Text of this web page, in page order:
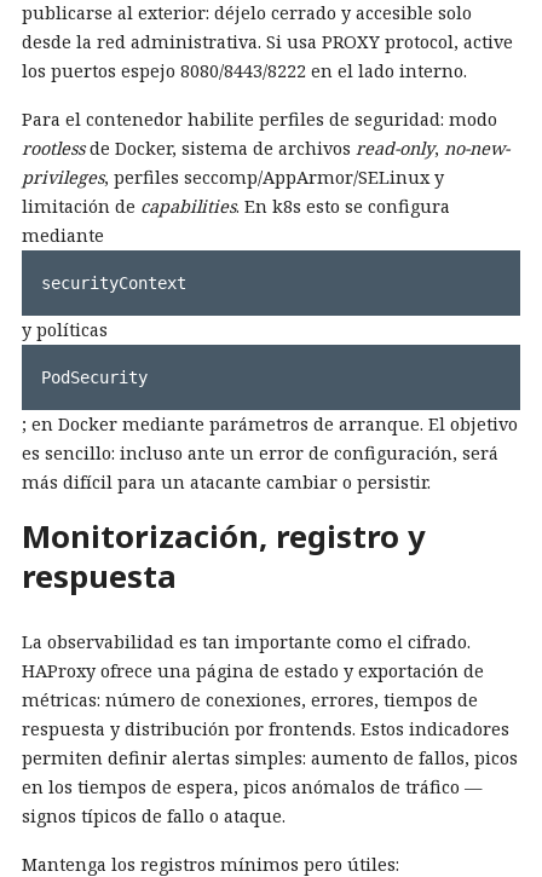
publicarse al exterior: déjelo cerrado y accesible solo
desde la red administrativa. Si usa PROXY protocol, active
los puertos espejo 8080/8443/8222 en el lado interno.
Para el contenedor habilite perfiles de seguridad: modo
rootlessde Docker, sistema de archivos read-only, no-new-
privileges, perfiles seccomp/AppArmor/SELinux y
limitación de capabilities. En k8s esto se configura
mediante
securityContext
y políticas
PodSecurity
; en Docker mediante parámetros de arranque. El objetivo
es sencillo: incluso ante un error de configuración, será
más difícil para un atacante cambiar o persistir.
Monitorización, registro y
respuesta
La observabilidad es tan importante como el cifrado.
HAProxy ofrece una página de estado y exportación de
métricas: número de conexiones, errores, tiempos de
respuesta y distribución por frontends. Estos indicadores
permiten definir alertas simples: aumento de fallos, picos
en los tiempos de espera, picos anómalos de tráfico —
signos típicos de fallo o ataque.
Mantenga los registros mínimos pero útiles: